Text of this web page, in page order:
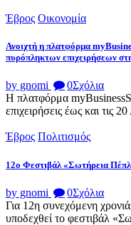
Έβρος Οικονομία
Ανοιχτή η πλατφόρμα
πυρόπληκτων επιχειρήσεων
by gnomi 0Σχόλια
Η πλατφόρμα
επιχειρήσεις έως και τις
Έβρος Πολιτισμός
12ο Φεστιβάλ «Σωτήρεια
by gnomi 0Σχόλια
Για 12η συνεχόμενη
υποδεχθεί το φεστιβάλ